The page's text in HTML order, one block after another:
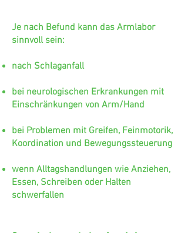
Je nach Befund kann das Armlabor
sinnvoll sein:
nach Schlaganfall
bei neurologischen Erkrankungen mit
Einschränkungen von Arm/Hand
bei Problemen mit Greifen, Feinmotorik,
Koordination und Bewegungssteuerung
wenn Alltagshandlungen wie Anziehen,
Essen, Schreiben oder Halten
schwerfallen